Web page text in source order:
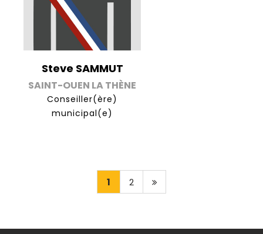
Steve SAMMUT
SAINT-OUEN LA THÈNE
Conseiller(ère)
municipal(e)
1 2
Page